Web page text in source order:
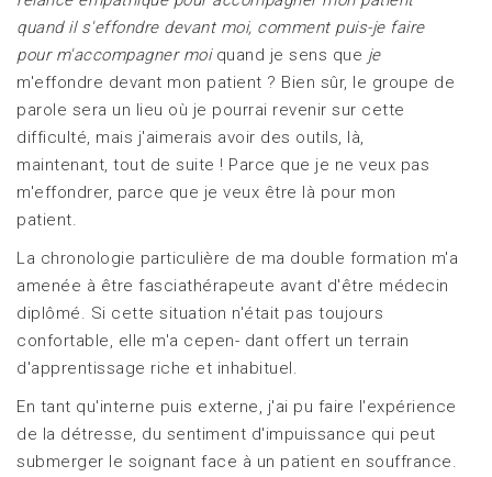
quand il s'effondre devant moi, comment puis-je faire
pour m'accompagner moiquand je sens que je
m'effondre devant mon patient ? Bien sûr, le groupe de
parole sera un lieu où je pourrai revenir sur cette
difficulté, mais j'aimerais avoir des outils, là,
maintenant, tout de suite ! Parce que je ne veux pas
m'effondrer, parce que je veux être là pour mon
patient.
La chronologie particulière de ma double formation m'a
amenée à être fasciathérapeute avant d'être médecin
diplômé. Si cette situation n'était pas toujours
confortable, elle m'a cepen- dant offert un terrain
d'apprentissage riche et inhabituel.
En tant qu'interne puis externe, j'ai pu faire l'expérience
de la détresse, du sentiment d'impuissance qui peut
submerger le soignant face à un patient en souffrance.